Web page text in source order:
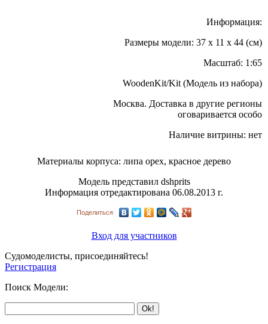
Информация:
Размеры модели: 37 x 11 x 44 (см)
Масштаб: 1:65
WoodenKit/Kit (Модель из набора)
Москва. Доставка в другие регионы
оговаривается особо
Наличие витрины: нет
Материалы корпуса: липа орех, красное дерево
Модель представил dshprits
Информация отредактирована 06.08.2013 г.
Поделиться
Вход для участников
Судомоделисты, присоединяйтесь!
Регистрация
Поиск Модели: